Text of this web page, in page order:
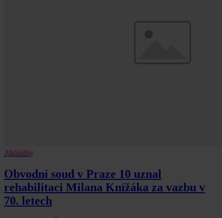
Aktuality
Obvodní soud v Praze 10 uznal
rehabilitaci Milana Knížáka za vazbu v
70. letech